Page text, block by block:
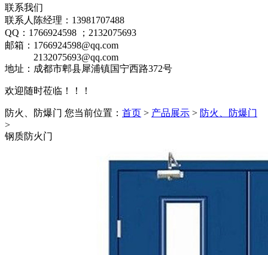
联系我们
联系人陈经理：13981707488
QQ：1766924598 ；2132075693
邮箱：1766924598@qq.com
2132075693@qq.com
地址：成都市郫县犀浦镇国宁西路372号
欢迎随时莅临！！！
防火、防爆门 您当前位置： 首页 > 产品展示 > 防火、防爆门
>
钢质防火门